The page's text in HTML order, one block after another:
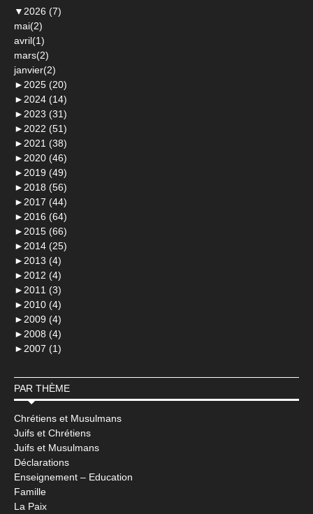
▼ 2026 (7)
mai(2)
avril(1)
mars(2)
janvier(2)
► 2025 (20)
► 2024 (14)
► 2023 (31)
► 2022 (51)
► 2021 (38)
► 2020 (46)
► 2019 (49)
► 2018 (56)
► 2017 (44)
► 2016 (64)
► 2015 (66)
► 2014 (25)
► 2013 (4)
► 2012 (4)
► 2011 (3)
► 2010 (4)
► 2009 (4)
► 2008 (4)
► 2007 (1)
PAR THÈME
Chrétiens et Musulmans
Juifs et Chrétiens
Juifs et Musulmans
Déclarations
Enseignement – Education
Famille
La Paix